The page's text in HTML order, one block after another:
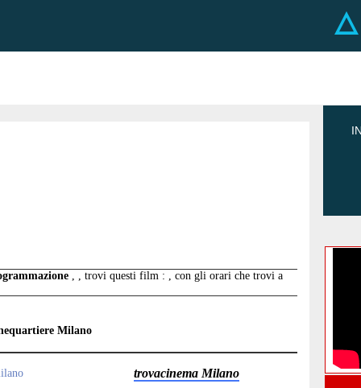
, , trovi questi film : , con gli orari che trovi a
Milano
trovacinema Milano